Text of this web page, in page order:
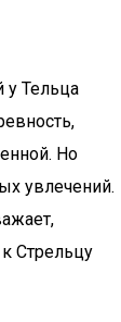
у Тельца
Но
увлечений.
Стрельцу